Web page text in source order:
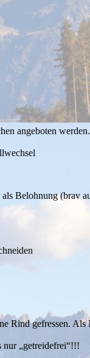
angeboten werden.
Belohnung (brav
Rind gefressen.
nur „getreidefrei“!!!